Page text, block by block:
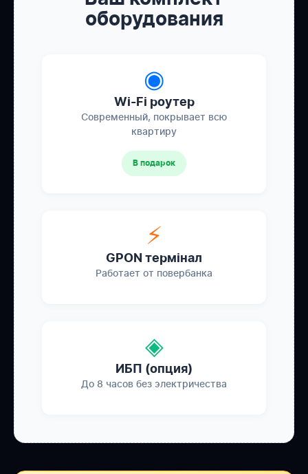
оборудования
◉
Wi-Fi роутер
Современный, покрывает всю
квартиру
В подарок
⚡
GPON термінал
Работает от повербанка
◈
ИБП (опция)
До 8 часов без электричества